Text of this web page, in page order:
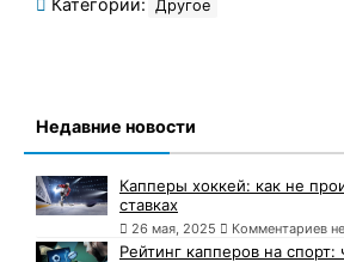
Другое
Недавние новости
Капперы хоккей: как не
ставках
26 мая, 2025 Комментариев
Рейтинг капперов на спорт: